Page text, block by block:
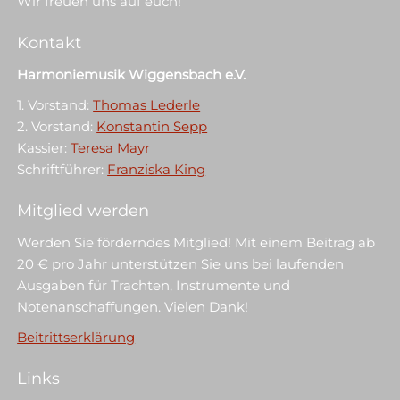
t
g
f
n
e
t
)
t
f
n
e
t
)
Kontakt
Harmoniemusik Wiggensbach e.V.
1. Vorstand:Thomas Lederle
2. Vorstand: Konstantin Sepp
Kassier:Teresa Mayr
Schriftführer: Franziska King
Mitglied werden
Werden Sie förderndes Mitglied! Mit einem Beitrag ab
20 € pro Jahr unterstützen Sie uns bei laufenden
Ausgaben für Trachten, Instrumente und
Notenanschaffungen. Vielen Dank!
Beitrittserklärung
Links